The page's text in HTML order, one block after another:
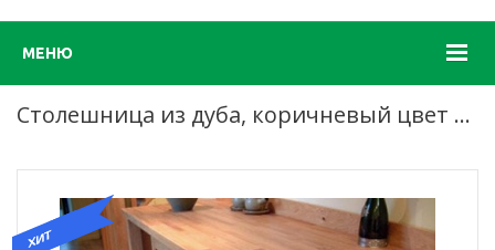
МЕНЮ
Столешница из дуба, коричневый цвет с бежевым, цельноламельная склейка, воск